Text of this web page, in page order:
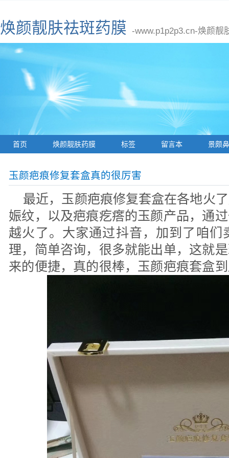
焕颜靓肤祛斑药膜 -www.p1p2p3.cn-焕颜靓
首页 焕颜靓肤药膜 标签 留言本 景颇
玉颜疤痕修复套盒真的很厉害
最近，玉颜疤痕修复套盒在各地火
娠纹，以及疤痕疙瘩的玉颜产品，通
越火了。大家通过抖音，加到了咱们
理，简单咨询，很多就能出单，这就
来的便捷，真的很棒，玉颜疤痕套盒